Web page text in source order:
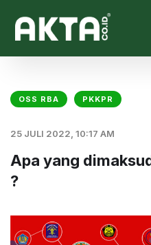
OSS RBA PKKPR
25 JULI 2022, 10:17 AM
Apa yang
?